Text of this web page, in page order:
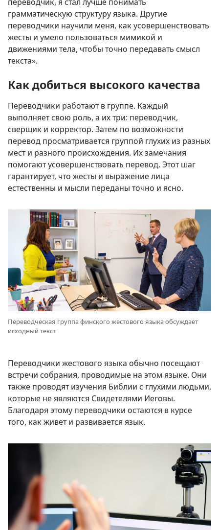
грамматическую структуру языка. Другие
переводчики научили меня, как усовершенствовать
жесты и умело пользоваться мимикой и
движениями тела, чтобы точно передавать смысл
текста».
Как добиться высокого качества
Переводчики работают в группе. Каждый
выполняет свою роль, а их три: переводчик,
сверщик и корректор. Затем по возможности
перевод просматривается группой глухих из разных
мест и разного происхождения. Их замечания
помогают усовершенствовать перевод. Этот шаг
гарантирует, что жесты и выражение лица
естественны и мысли переданы точно и ясно.
Переводческая группа финского жестового языка обсуждает
исходный текст
Переводчики жестового языка обычно посещают
встречи собрания, проводимые на этом языке. Они
также проводят изучения Библии с глухими людьми,
которые не являются Свидетелями Иеговы.
Благодаря этому переводчики остаются в курсе
того, как живет и развивается язык.